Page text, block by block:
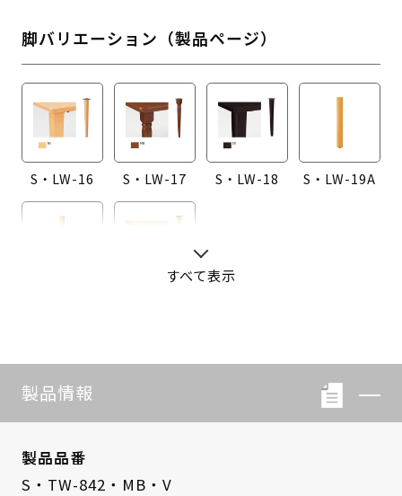
脚バリエーション（製品ページ）
S・LW-16 S・LW-17 S・LW-18 S・LW-19A
すべて表示
製品情報
製品品番
S・TW-842・MB・V